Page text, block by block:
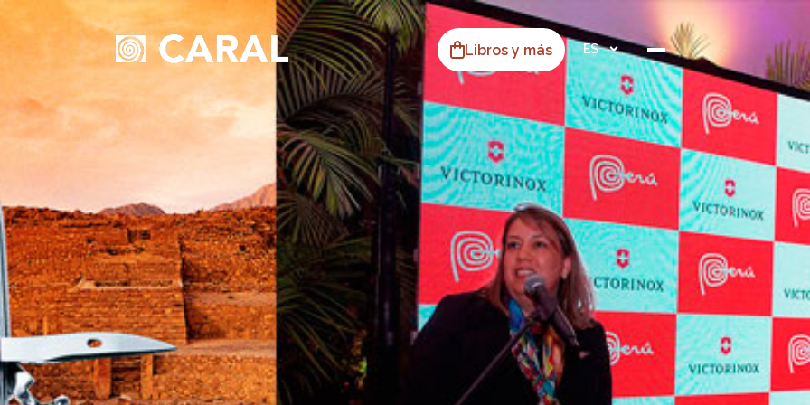
Libros y más ES